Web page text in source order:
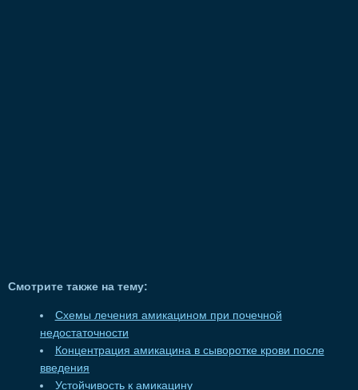
Смотрите также на тему:
Схемы лечения амикацином при почечной
недостаточности
Концентрация амикацина в сыворотке крови после
введения
Устойчивость к амикацину